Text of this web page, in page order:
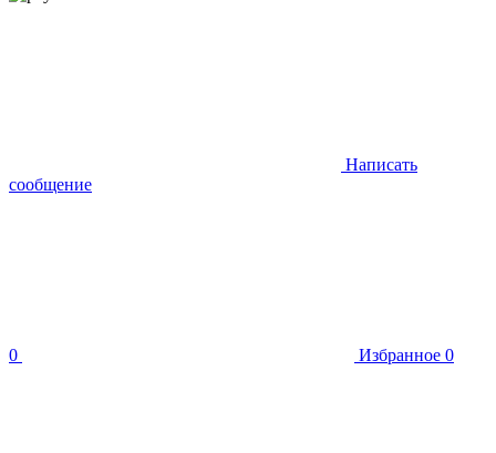
Написать
сообщение
0 Избранное 0